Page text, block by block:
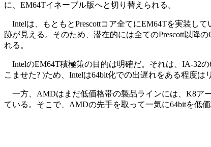
に、EM64Tイネーブル版へと切り替えられる。
Intelは、もともとPrescottコア全てにEM64Tを実装し
跡が見える。そのため、潜在的には全てのPrescott以降
れる。
IntelのEM64T積極策の目的は明確だ。それは、IA-32
こませた? )ため、Intelは64bit化での出遅れをある程度は
一方、AMDはまだ低価格帯の製品ラインには、K8ア
ている。そこで、AMDの先手を取って一気に64bitを低